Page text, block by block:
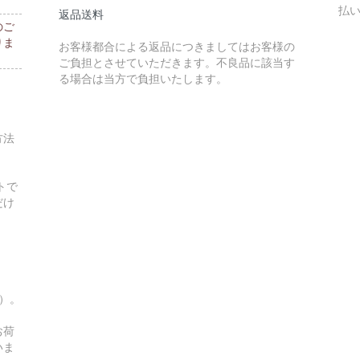
ご
法
で
。
荷
返品送料
お客様都合による返品につきましてはお客様の
ご負担とさせていただきます。不良品に該当す
る場合は当方で負担いたします。
払